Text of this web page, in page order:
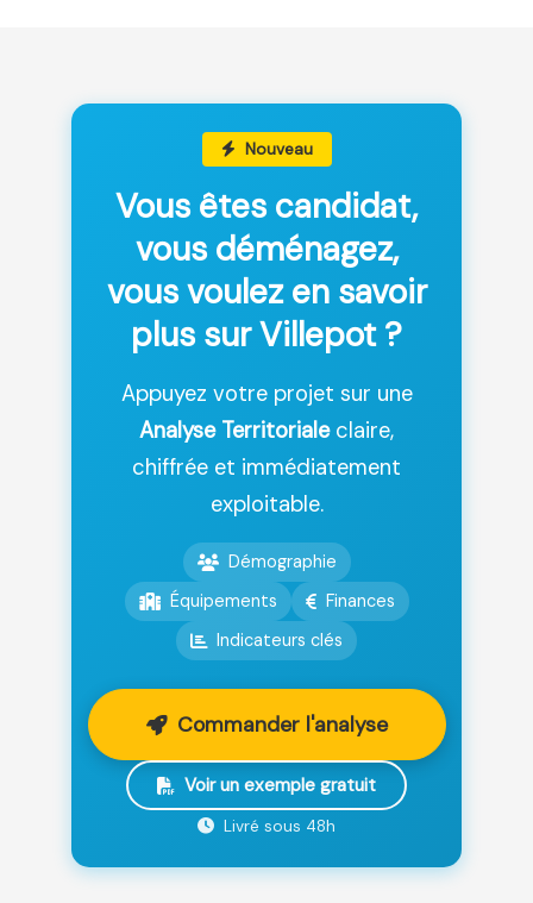
Nouveau
Vous êtes candidat,
vous déménagez,
vous voulez en savoir
plus sur Villepot ?
Appuyez votre projet sur une
Analyse Territorialeclaire,
chiffrée et immédiatement
exploitable.
Démographie
Équipements
Finances
Indicateurs clés
Commander l'analyse
Voir un exemple gratuit
Livré sous 48h